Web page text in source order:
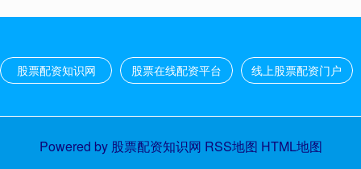
股票配资知识网 股票在线配资平台 线上股票配资门户
Powered by 股票配资知识网 RSS地图 HTML地图